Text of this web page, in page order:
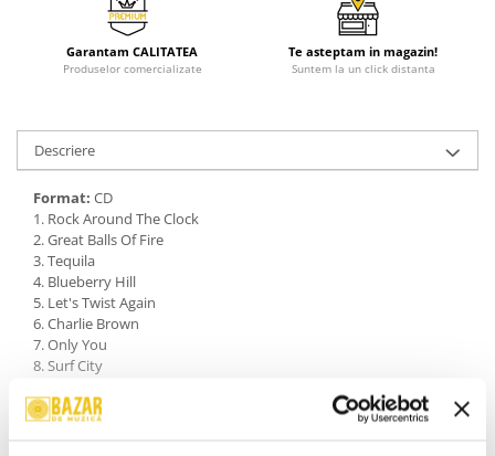
Garantam CALITATEA
Produselor comercializate
Te asteptam in magazin!
Suntem la un click distanta
Descriere
Format: CD
1. Rock Around The Clock
2. Great Balls Of Fire
3. Tequila
4. Blueberry Hill
5. Let's Twist Again
6. Charlie Brown
7. Only You
8. Surf City
10. This Land Is Youe Land